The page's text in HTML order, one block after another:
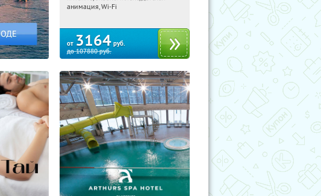
Рязанская обл., Клепиковский район,
анимация, Wi-Fi
от 3164 руб.
до107880руб.